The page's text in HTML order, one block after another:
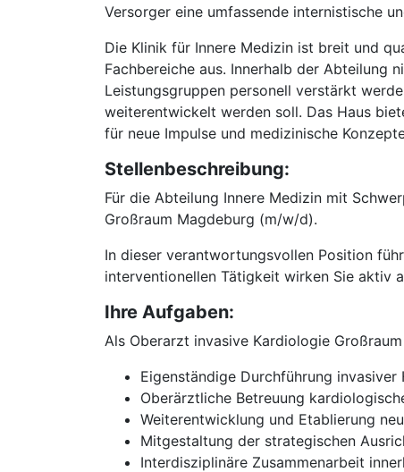
Versorger eine umfassende internistische
Die Klinik für Innere Medizin ist breit und
Fachbereiche aus. Innerhalb der Abteilung
Leistungsgruppen personell verstärkt
weiterentwickelt werden soll. Das Haus
für neue Impulse und medizinische
Stellenbeschreibung:
Für die Abteilung Innere Medizin mit
Großraum Magdeburg (m/w/d).
In dieser verantwortungsvollen Position
interventionellen Tätigkeit wirken Sie aktiv
Ihre Aufgaben:
Als Oberarzt invasive Kardiologie
Eigenständige Durchführung
Oberärztliche Betreuung
Weiterentwicklung und Etablierung
Mitgestaltung der strategischen
Interdisziplinäre Zusammenarbeit